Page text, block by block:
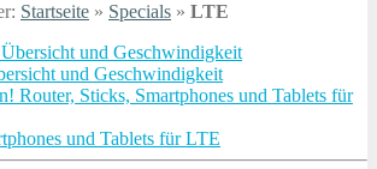
Startseite » Specials » LTE
und Geschwindigkeit
und Tablets für LTE